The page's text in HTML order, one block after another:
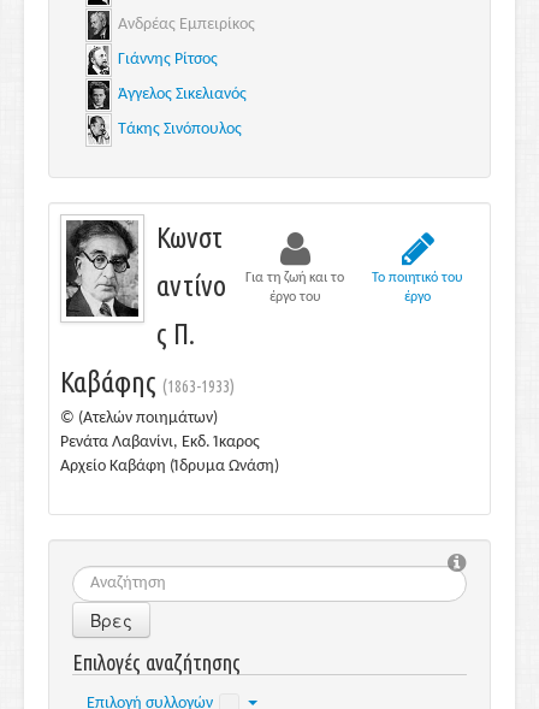
Ανδρέας Εμπειρίκος
Γιάννης Ρίτσος
Άγγελος Σικελιανός
Τάκης Σινόπουλος
Για τη ζωή και το
έργο του
Το ποιητικό του
έργο
Κωνστ
αντίνο
ς Π.
Καβάφης (1863-1933)
© (Ατελών ποιημάτων)
Ρενάτα Λαβανίνι, Εκδ. Ίκαρος
Αρχείο Καβάφη (Ίδρυμα Ωνάση)
Βρες
Επιλογές αναζήτησης
Επιλογή συλλογών